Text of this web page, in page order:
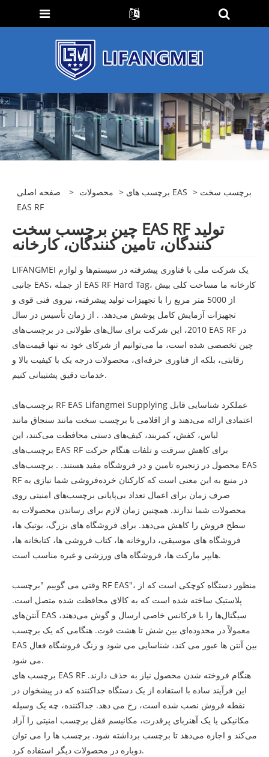
صفحه اصلی > محصولات > برچسب های EAS > برچسب سخت
EAS RF
چین برچسب سخت EAS RF تولید
کنندگان، تامین کنندگان، کارخانه
LIFANGMEI یک شرکت ملی با فناوری پیشرفته در سیستم‌ها و لوازم
جانبی EAS، از جمله EAS RF Hard Tag، کارخانه ما مساحت کلی بیش
از 5000 متر مربع را با تجهیزات تولید پیشرفته، نیروی فنی قوی و
تجهیزات آزمایش کامل پوشش می‌دهد. . از زمان تأسیس در سال
2010، این شرکت برای سال‌های طولانی در برچسب‌های EAS RF در
چین تخصصی شده است، ما می‌توانیم از شرکای خود نه تنها قیمت‌های
رقابتی، بلکه از فناوری حرفه‌ای، محصولات درجه یک با کیفیت بالا و
خدمات دقیق پشتیبانی کنیم.
برچسب‌های RF EAS Lifangmei Supplying عملکرد شناسایی قابل
اعتمادی ارائه می‌دهند و از اقلامی با برچسب سخت مانند سنجاق مانند
لباس، کفش، کمربند، کیف‌های دستی محافظت می‌کنند، این
برچسب‌های EAS RF برای کاهش سرقت و تلفات هنگام حرکت
محصول در زنجیره تامین و در فروشگاه مفید هستند. . برچسب‌های EAS
RF در منبع به این معنی است که کارکنان خرده‌فروشی شما نیازی به
صرف زمان برای اعمال تعداد بی‌پایانی برچسب‌های امنیتی روی
محصولات شما ندارند. همچنین زمان لازم برای رساندن محصولات به
سطح فروش را کاهش می‌دهد. برای فروشگاه های بزرگ، بوتیک ها،
فروشگاه های موسیقی، داروخانه ها، کتاب فروشی ها، کتابخانه ها،
هایپر مارکت ها، فروشگاه های ورزشی و غیره مناسب است.
وقتی می گوییم "برچسب RF EAS"، منظور دستگاه کوچکی است که از
پلاستیک ساخته شده است که به کالای محافظت شده متصل است.
آنتن‌های EAS سیگنال‌ها را با فرکانس خاصی ارسال و گوش می‌دهند،
معمولاً در محدوده‌ای بین شش تا هشت فوت. هنگامی که یک برچسب
EAS بین آنتن ها عبور می کند، شناسایی می شود و زنگ فروشگاه فعال
می شود.
برچسب های EAS RF هنگام فروخته شدن محصول نیاز به حذف دارند.
این فرآیند ساده با استفاده از یک دستگاه جداکننده که در پیشخوان در
نقطه فروش نصب شده است، رخ می دهد. جداکننده، چه یک وسیله
مکانیکی یا یک آهنربای پرقدرت، مکانیسم قفل برچسب امنیتی را آزاد
می‌کند و اجازه می‌دهد تا برچسب برداشته شود. برچسب ها را می توان
دوباره در محصولات دیگر استفاده کرد.